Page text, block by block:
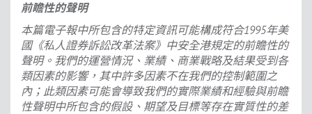
前瞻性的聲明
本篇電子報中所包含的特定資訊可能構成符合1995年美
國《私人證券訴訟改革法案》中安全港規定的前瞻性的
聲明。我們的運營情況、業績、商業戰略及結果受到各
類因素的影響，其中許多因素不在我們的控制範圍之
內；此類因素可能會導致我們的實際業績和經驗與前瞻
性聲明中所包含的假設、期望及目標等存在實質性的差